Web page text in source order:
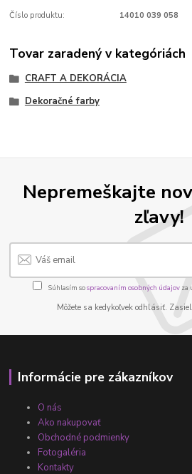
Číslo produktu: 14010 039 058
Tovar zaradený v kategóriách
CRAFT A DEKORÁCIA
Dekoračné farby
Nepremeškajte
zľavy!
Súhlasím sospracovaním osobných údajov za
Môžete sa kedykoľvek odhlásiť.
Informácie pre zákazníkov
O nás
Ako nakupovať
Obchodné podmienky
Fotogaléria
Kontakty